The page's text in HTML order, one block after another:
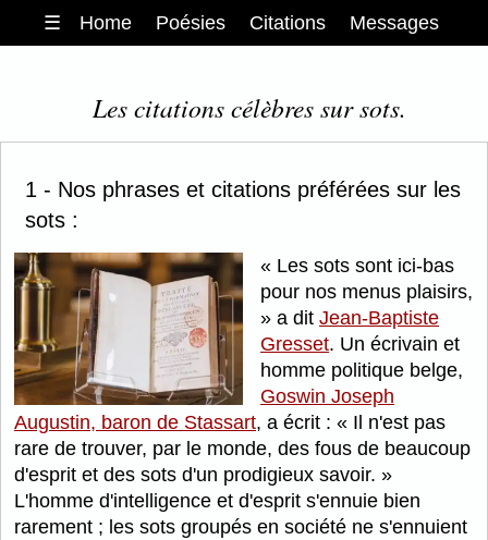
☰ Home Poésies Citations Messages
Les citations célèbres sur sots.
1 - Nos phrases et citations préférées sur les
sots :
Les sots sont ici-bas
pour nos menus plaisirs,
a dit Jean-Baptiste
Gresset. Un écrivain et
homme politique belge,
Goswin Joseph
Augustin, baron de Stassart, a écrit :
Il n'est pas
rare de trouver, par le monde, des fous de beaucoup
d'esprit et des sots d'un prodigieux savoir.
L'homme d'intelligence et d'esprit s'ennuie bien
rarement ; les sots groupés en société ne s'ennuient